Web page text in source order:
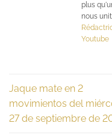
plus
nous
Youtube
Jaque mate en 2
movimientos del
27 de septiembre de